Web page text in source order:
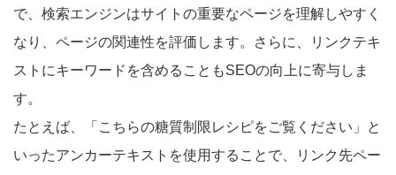
で、検索エンジンはサイトの重要なページを理解しやすく
なり、ページの関連性を評価します。さらに、リンクテキ
ストにキーワードを含めることもSEOの向上に寄与しま
す。
たとえば、「こちらの糖質制限レシピをご覧ください」と
いったアンカーテキストを使用することで、リンク先ペー